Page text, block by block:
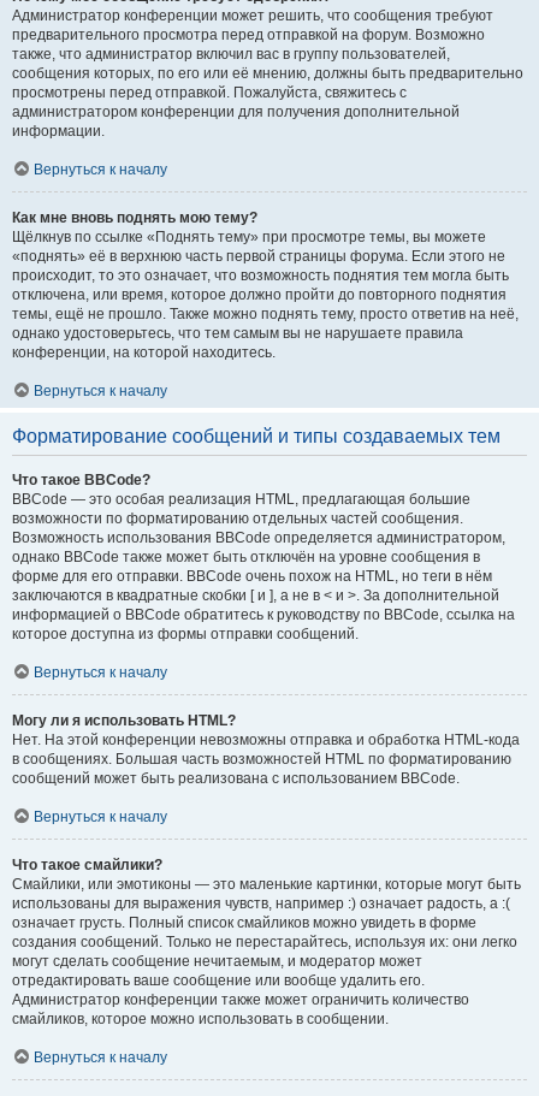
Администратор конференции может решить, что сообщения требуют
предварительного просмотра перед отправкой на форум. Возможно
также, что администратор включил вас в группу пользователей,
сообщения которых, по его или её мнению, должны быть предварительно
просмотрены перед отправкой. Пожалуйста, свяжитесь с
администратором конференции для получения дополнительной
информации.
Вернуться к началу
Как мне вновь поднять мою тему?
Щёлкнув по ссылке «Поднять тему» при просмотре темы, вы можете
«поднять» её в верхнюю часть первой страницы форума. Если этого не
происходит, то это означает, что возможность поднятия тем могла быть
отключена, или время, которое должно пройти до повторного поднятия
темы, ещё не прошло. Также можно поднять тему, просто ответив на неё,
однако удостоверьтесь, что тем самым вы не нарушаете правила
конференции, на которой находитесь.
Вернуться к началу
Форматирование сообщений и типы создаваемых тем
Что такое BBCode?
BBCode — это особая реализация HTML, предлагающая большие
возможности по форматированию отдельных частей сообщения.
Возможность использования BBCode определяется администратором,
однако BBCode также может быть отключён на уровне сообщения в
форме для его отправки. BBCode очень похож на HTML, но теги в нём
заключаются в квадратные скобки [ и ], а не в < и >. За дополнительной
информацией о BBCode обратитесь к руководству по BBCode, ссылка на
которое доступна из формы отправки сообщений.
Вернуться к началу
Могу ли я использовать HTML?
Нет. На этой конференции невозможны отправка и обработка HTML-кода
в сообщениях. Большая часть возможностей HTML по форматированию
сообщений может быть реализована с использованием BBCode.
Вернуться к началу
Что такое смайлики?
Смайлики, или эмотиконы — это маленькие картинки, которые могут быть
использованы для выражения чувств, например :) означает радость, а :(
означает грусть. Полный список смайликов можно увидеть в форме
создания сообщений. Только не перестарайтесь, используя их: они легко
могут сделать сообщение нечитаемым, и модератор может
отредактировать ваше сообщение или вообще удалить его.
Администратор конференции также может ограничить количество
смайликов, которое можно использовать в сообщении.
Вернуться к началу